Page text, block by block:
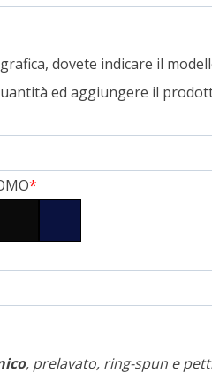
dovete indicare il
ed aggiungere il
*
, prelavato, ring-spun e